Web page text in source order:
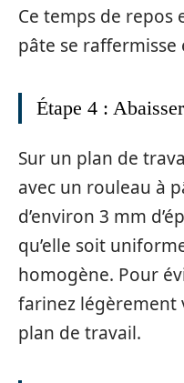
Ce temps de repos
pâte se raffermisse
Étape 4 :
Sur un plan de
avec un rouleau à
d’environ 3 mm
qu’elle soit
homogène. Pour
farinez
plan de travail.